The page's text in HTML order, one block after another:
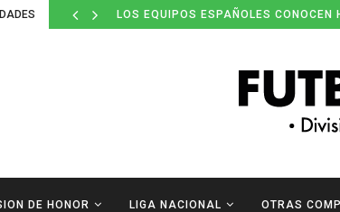
LOS EQUIPOS ESPAÑOLES
DE HONOR LIGA NACIONAL OTRAS